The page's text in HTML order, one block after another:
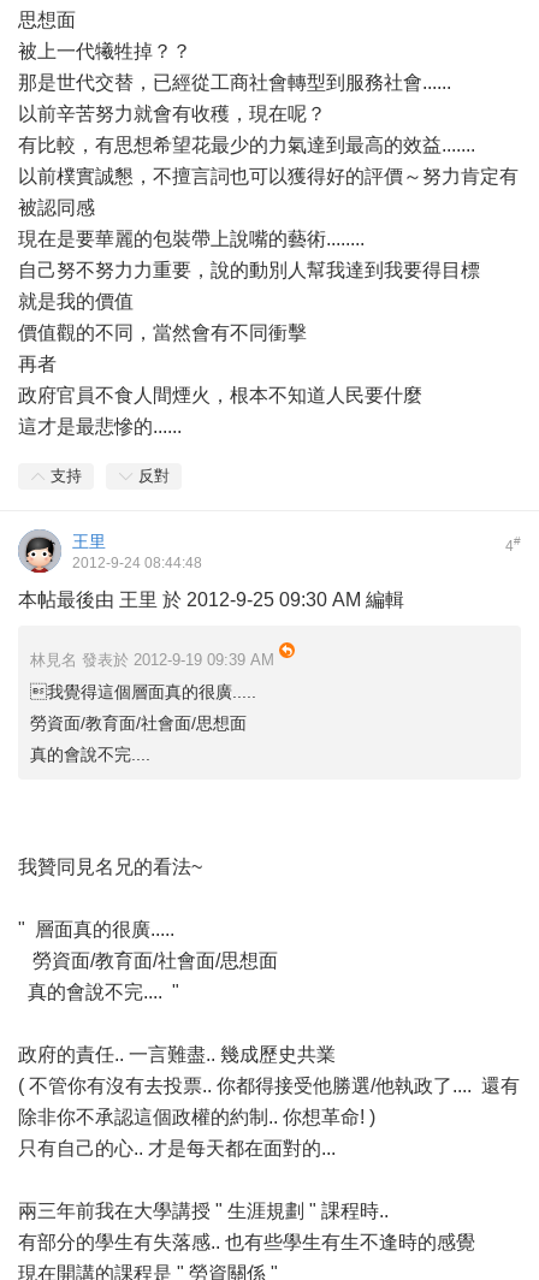
思想面
被上一代犧牲掉？？
那是世代交替，已經從工商社會轉型到服務社會......
以前辛苦努力就會有收穫，現在呢？
有比較，有思想希望花最少的力氣達到最高的效益.......
以前樸實誠懇，不擅言詞也可以獲得好的評價～努力肯定有
被認同感
現在是要華麗的包裝帶上說嘴的藝術........
自己努不努力力重要，說的動別人幫我達到我要得目標
就是我的價值
價值觀的不同，當然會有不同衝擊
再者
政府官員不食人間煙火，根本不知道人民要什麼
這才是最悲慘的......
支持 反對
4#
王里
2012-9-24 08:44:48
本帖最後由 王里 於 2012-9-25 09:30 AM 編輯
林見名 發表於 2012-9-19 09:39 AM
我覺得這個層面真的很廣.....
勞資面/教育面/社會面/思想面
真的會說不完....
我贊同見名兄的看法~
" 層面真的很廣.....
勞資面/教育面/社會面/思想面
真的會說不完.... "
政府的責任.. 一言難盡.. 幾成歷史共業
( 不管你有沒有去投票.. 你都得接受他勝選/他執政了.... 還有
除非你不承認這個政權的約制.. 你想革命! )
只有自己的心.. 才是每天都在面對的...
兩三年前我在大學講授 " 生涯規劃 " 課程時..
有部分的學生有失落感.. 也有些學生有生不逢時的感覺
現在開講的課程是 " 勞資關係 "